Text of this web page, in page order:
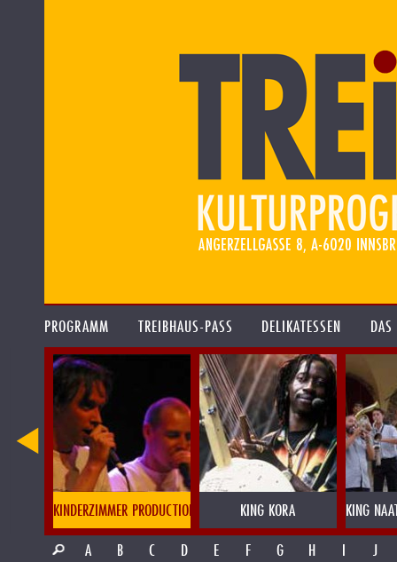
PROGRAMM TREIBHAUS-PASS DELIKATESSEN
& RIDDIM SOCIETY
KINDERZIMMER PRODUCTIONS KING KORA
KING
A
B C D E F G H I J